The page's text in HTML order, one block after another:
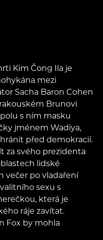
Kim Čong Ila je
mezi
Sacha Baron Cohen
Brunovi
s ním masku
jménem Wadiya,
před demokracií.
za svého prezidenta
lidské
večer po vladaření
sexu s
která je
ráje zavítat.
Fox by mohla